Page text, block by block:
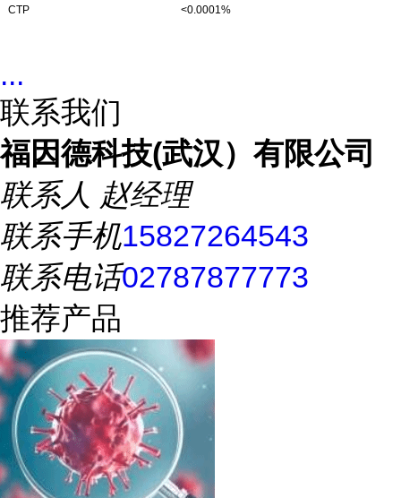
CTP <0.0001%
...
联系我们
福因德科技(武汉）有限公司
联系人 赵经理
联系手机15827264543
联系电话02787877773
推荐产品